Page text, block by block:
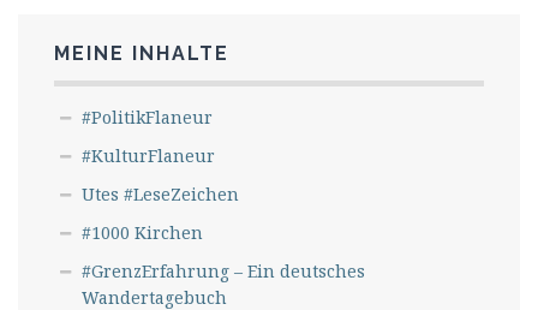
MEINE INHALTE
#PolitikFlaneur
#KulturFlaneur
Utes #LeseZeichen
#1000 Kirchen
#GrenzErfahrung – Ein deutsches
Wandertagebuch